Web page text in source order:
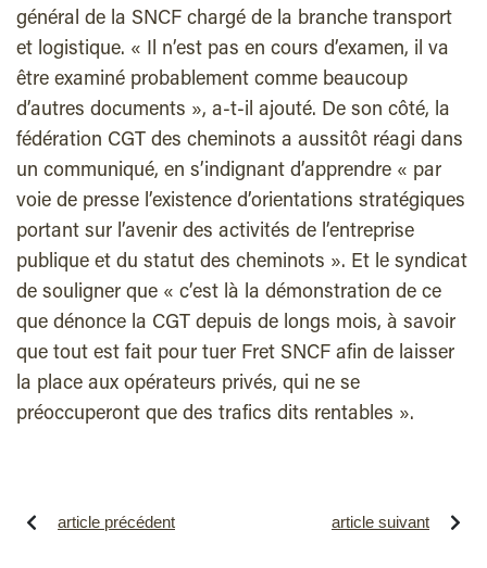
général de la SNCF chargé de la branche transport
et logistique. « Il n’est pas en cours d’examen, il va
être examiné probablement comme beaucoup
d’autres documents », a-t-il ajouté. De son côté, la
fédération CGT des cheminots a aussitôt réagi dans
un communiqué, en s’indignant d’apprendre « par
voie de presse l’existence d’orientations stratégiques
portant sur l’avenir des activités de l’entreprise
publique et du statut des cheminots ». Et le syndicat
de souligner que « c’est là la démonstration de ce
que dénonce la CGT depuis de longs mois, à savoir
que tout est fait pour tuer Fret SNCF afin de laisser
la place aux opérateurs privés, qui ne se
préoccuperont que des trafics dits rentables ».
article précédent article suivant